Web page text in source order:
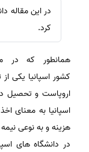
در این مقاله
کرد.
همانطور که در
کشور اسپانیا یکی
اروپاست و تحصیل
اسپانیا به معنای
هزینه و به نوعی
در دانشگاه های